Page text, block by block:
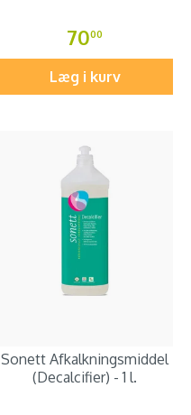
7000
Læg i kurv
Sonett Afkalkningsmiddel
(Decalcifier) - 1 l.